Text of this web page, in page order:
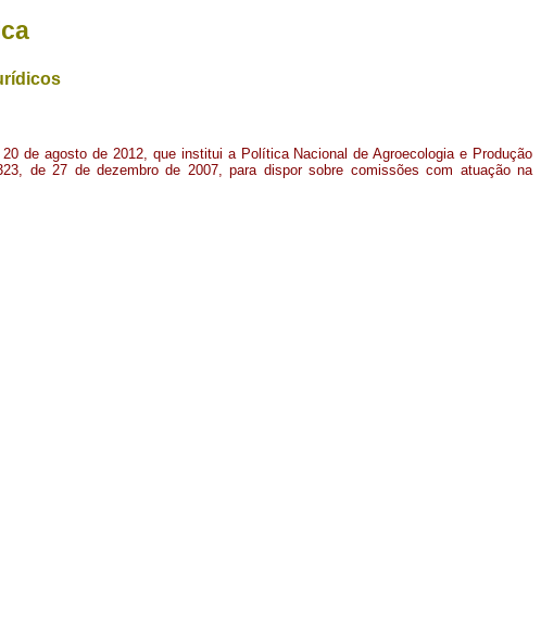
de agosto de 2012, que institui a Política Nacional de Agroecologia e Produção
de 27 de dezembro de 2007, para dispor sobre comissões com atuação na